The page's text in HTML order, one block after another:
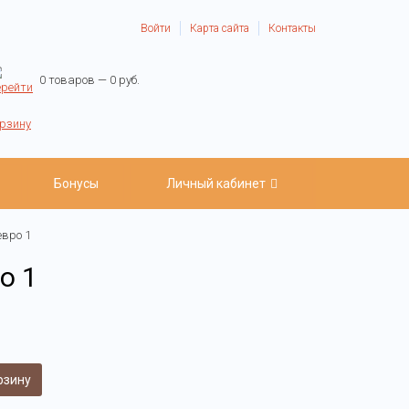
Войти Карта сайта Контакты
0 товаров — 0 руб.
Бонусы Личный кабинет
1
1